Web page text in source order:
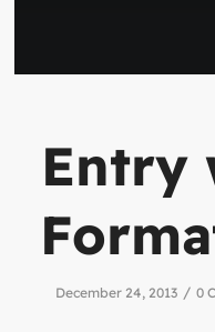
Entry
December 24, 2013 / 0